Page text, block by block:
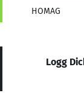
HOMAG
Logg